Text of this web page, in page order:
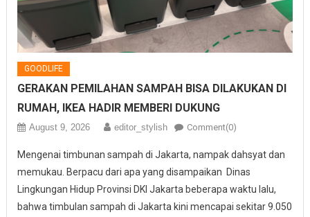
GOODLIFE
GERAKAN PEMILAHAN SAMPAH BISA DILAKUKAN DI
RUMAH, IKEA HADIR MEMBERI DUKUNG
August 9, 2026 editor_stylish Comment(0)
Mengenai timbunan sampah di Jakarta, nampak dahsyat dan
memukau. Berpacu dari apa yang disampaikan Dinas
Lingkungan Hidup Provinsi DKI Jakarta beberapa waktu lalu,
bahwa timbulan sampah di Jakarta kini mencapai sekitar 9.050